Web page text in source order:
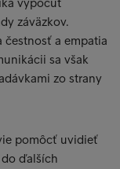
záväzkov.
čestnosť a empatia
sa však
zo strany
pomôcť uvidieť
ďalších